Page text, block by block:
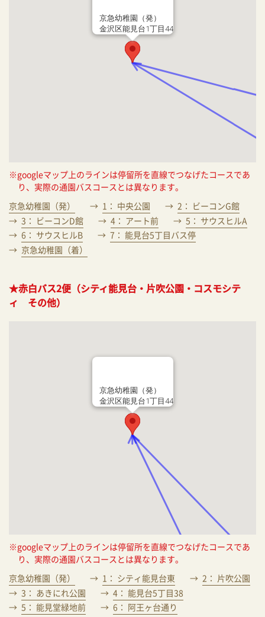
京急幼稚園（発）
金沢区能見台1丁目44
※googleマップ上のラインは停留所を直線でつなげたコースであ
り、実際の通園バスコースとは異なります。
京急幼稚園（発）
1： 中央公園
2： ビーコンG館
3： ビーコンD館
4： アート前
5： サウスヒルA
6： サウスヒルB
7： 能見台5丁目バス停
京急幼稚園（着）
★赤白バス2便（シティ能見台・片吹公園・コスモシテ
ィ その他）
京急幼稚園（発）
金沢区能見台1丁目44
※googleマップ上のラインは停留所を直線でつなげたコースであ
り、実際の通園バスコースとは異なります。
京急幼稚園（発）
1： シティ能見台東
2： 片吹公園
3： あきにれ公園
4： 能見台5丁目38
5： 能見堂緑地前
6： 阿王ヶ台通り